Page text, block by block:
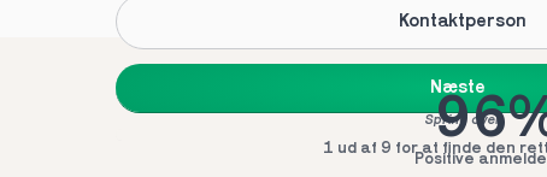
Kontaktperson
Næste
Spring over
1 ud af 9 for at finde den
Positive